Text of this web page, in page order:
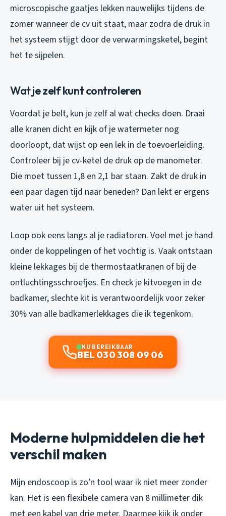
microscopische gaatjes lekken nauwelijks tijdens de
zomer wanneer de cv uit staat, maar zodra de druk in
het systeem stijgt door de verwarmingsketel, begint
het te sijpelen.
Wat je zelf kunt controleren
Voordat je belt, kun je zelf al wat checks doen. Draai
alle kranen dicht en kijk of je watermeter nog
doorloopt, dat wijst op een lek in de toevoerleiding.
Controleer bij je cv-ketel de druk op de manometer.
Die moet tussen 1,8 en 2,1 bar staan. Zakt de druk in
een paar dagen tijd naar beneden? Dan lekt er ergens
water uit het systeem.
Loop ook eens langs al je radiatoren. Voel met je hand
onder de koppelingen of het vochtig is. Vaak ontstaan
kleine lekkages bij de thermostaatkranen of bij de
ontluchtingsschroefjes. En check je kitvoegen in de
badkamer, slechte kit is verantwoordelijk voor zeker
30% van alle badkamerlekkages die ik tegenkom.
NU BEREIKBAAR
BEL 030 308 09 06
Moderne hulpmiddelen die het
verschil maken
Mijn endoscoop is zo’n tool waar ik niet meer zonder
kan. Het is een flexibele camera van 8 millimeter dik